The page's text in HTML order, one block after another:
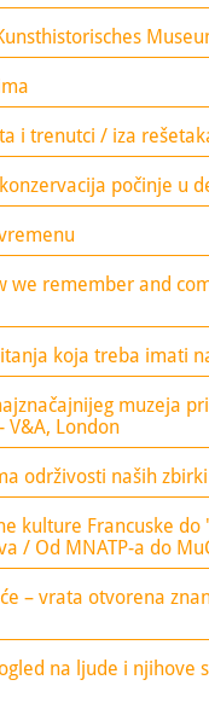
i trenutci / iza
počinje u
we remember and
koja treba imati
muzeja
V&A, London
održivosti naših zbirki
kulture Francuske
/ Od MNATP-a do
– vrata otvorena
na ljude i njihove